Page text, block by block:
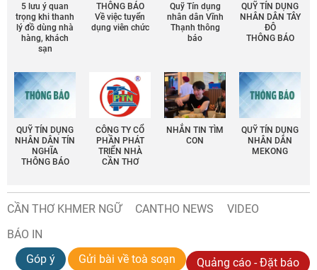
5 lưu ý quan
trọng khi thanh
lý đồ dùng nhà
hàng, khách
sạn
THÔNG BÁO
Về việc tuyển
dụng viên chức
Quỹ Tín dụng
nhân dân Vĩnh
Thạnh thông
báo
QUỸ TÍN DỤNG
NHÂN DÂN TÂY
ĐÔ
THÔNG BÁO
QUỸ TÍN DỤNG
NHÂN DÂN TÍN
NGHĨA
THÔNG BÁO
CÔNG TY CỔ
PHẦN PHÁT
TRIỂN NHÀ
CẦN THƠ
NHẮN TIN TÌM
CON
QUỸ TÍN DỤNG
NHÂN DÂN
MEKONG
CẦN THƠ KHMER NGỮ CANTHO NEWS
VIDEO
BÁO IN
Góp ý
Gửi bài về toà soạn Quảng cáo - Đặt báo